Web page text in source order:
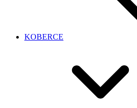
KOBERCE